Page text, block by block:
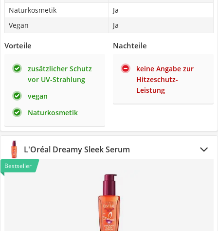
Naturkosmetik
Ja
Vegan
Ja
Vorteile
zusätzlicher Schutz
vor UV-Strahlung
vegan
Naturkosmetik
Nachteile
keine Angabe zur
Hitzeschutz-
Leistung
L'Oréal Dreamy Sleek Serum
Bestseller